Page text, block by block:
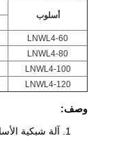
أسلوب
LNWL4-60
LNWL4-80
LNWL4-100
LNWL4-120
وصف:
1. آلة شبكية الأسلاك التي صنعناها تعتمد نظام التحكم PLC ونظام الزيت الأوتوماتيكي.